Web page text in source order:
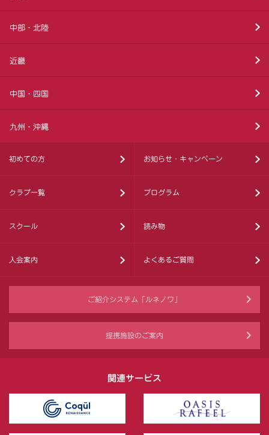
中部・北陸
近畿
中国・四国
九州・沖縄
初めての方 お知らせ・キャンペーン
クラブ一覧 プログラム
スクール 読み物
入会案内 よくあるご質問
ご紹介システム「ルネノワ」
提携施設のご案内
関連サービス